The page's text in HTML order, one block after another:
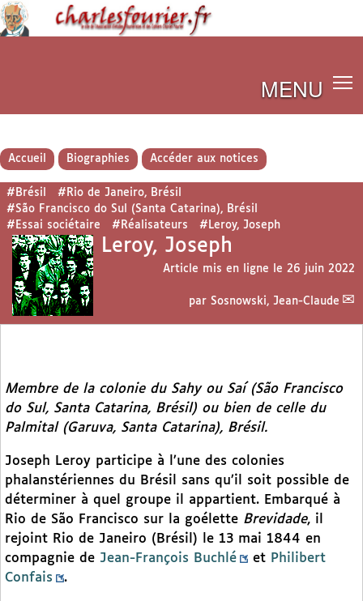
MENU
Accueil Biographies Accéder aux notices
#Brésil
#Rio de Janeiro, Brésil
#São Francisco do Sul (Santa Catarina), Brésil
#Essai sociétaire
#Réalisateurs #Leroy, Joseph
Leroy, Joseph
Article mis en ligne le 26 juin 2022
par Sosnowski, Jean-Claude
Membre de la colonie du Sahy ou Saí (São Francisco
do Sul, Santa Catarina, Brésil) ou bien de celle du
Palmital (Garuva, Santa Catarina), Brésil.
Joseph Leroy participe à l’une des colonies
phalanstériennes du Brésil sans qu’il soit possible de
déterminer à quel groupe il appartient. Embarqué à
Rio de São Francisco sur la goélette Brevidade, il
rejoint Rio de Janeiro (Brésil) le 13 mai 1844 en
compagnie de Jean-François Buchlé et Philibert
Confais
.